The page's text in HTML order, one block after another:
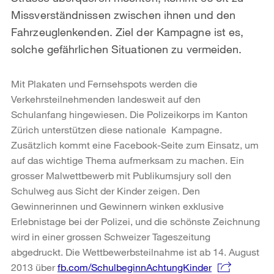
Missverständnissen zwischen ihnen und den
Fahrzeuglenkenden. Ziel der Kampagne ist es,
solche gefährlichen Situationen zu vermeiden.
Mit Plakaten und Fernsehspots werden die
Verkehrsteilnehmenden landesweit auf den
Schulanfang hingewiesen. Die Polizeikorps im Kanton
Zürich unterstützen diese nationale Kampagne.
Zusätzlich kommt eine Facebook-Seite zum Einsatz, um
auf das wichtige Thema aufmerksam zu machen. Ein
grosser Malwettbewerb mit Publikumsjury soll den
Schulweg aus Sicht der Kinder zeigen. Den
Gewinnerinnen und Gewinnern winken exklusive
Erlebnistage bei der Polizei, und die schönste Zeichnung
wird in einer grossen Schweizer Tageszeitung
abgedruckt. Die Wettbewerbsteilnahme ist ab 14. August
2013 überfb.com/SchulbeginnAchtungKinder